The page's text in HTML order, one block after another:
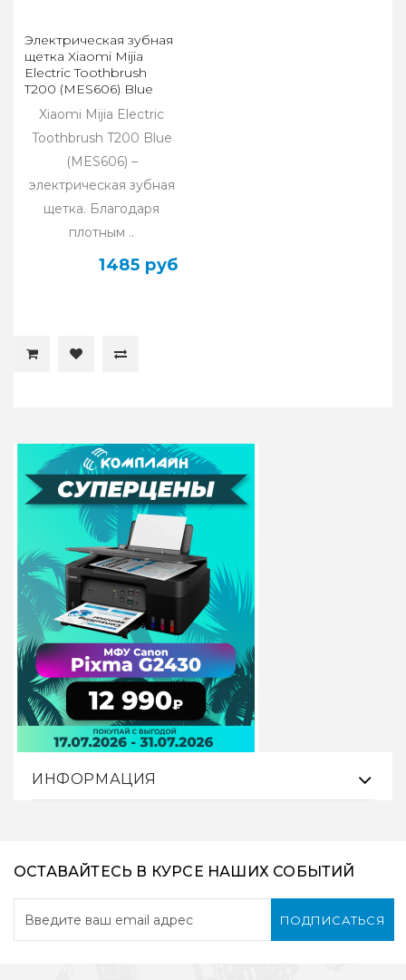
Электрическая зубная
щетка Xiaomi Mijia
Electric Toothbrush
T200 (MES606) Blue
Xiaomi Mijia Electric
Toothbrush T200 Blue
(MES606) –
электрическая зубная
щетка. Благодаря
плотным ..
1485 руб
ИНФОРМАЦИЯ
ОСТАВАЙТЕСЬ В КУРСЕ НАШИХ СОБЫТИЙ
ПОДПИСАТЬСЯ